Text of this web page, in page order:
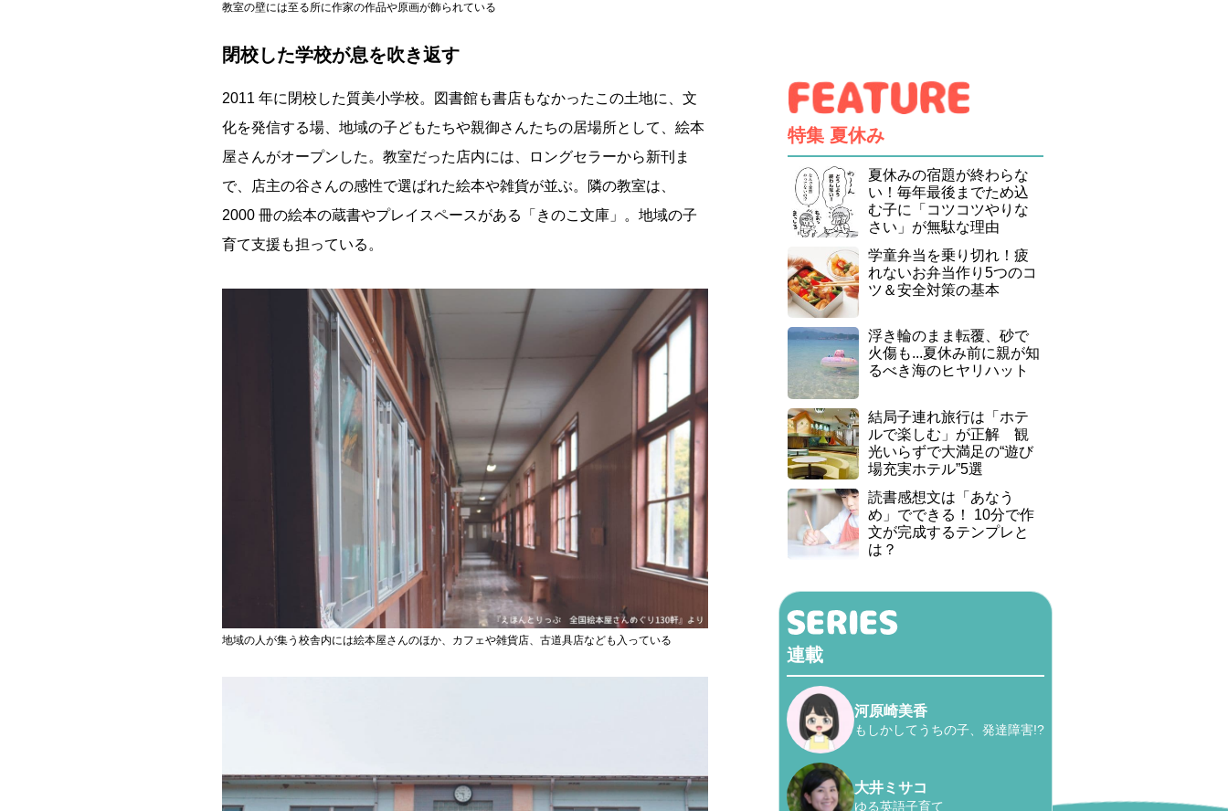
教室の壁には至る所に作家の作品や原画が飾られている
閉校した学校が息を吹き返す
2011 年に閉校した質美小学校。図書館も書店もなかったこの土地に、文
化を発信する場、地域の子どもたちや親御さんたちの居場所として、絵本
屋さんがオープンした。教室だった店内には、ロングセラーから新刊ま
で、店主の谷さんの感性で選ばれた絵本や雑貨が並ぶ。隣の教室は、
2000 冊の絵本の蔵書やプレイスペースがある「きのこ文庫」。地域の子
育て支援も担っている。
地域の人が集う校舎内には絵本屋さんのほか、カフェや雑貨店、古道具店なども入っている
特集 夏休み
夏休みの宿題が終わらな
い！毎年最後までため込
む子に「コツコツやりな
さい」が無駄な理由
学童弁当を乗り切れ！疲
れないお弁当作り5つのコ
ツ＆安全対策の基本
浮き輪のまま転覆、砂で
火傷も...夏休み前に親が知
るべき海のヒヤリハット
結局子連れ旅行は「ホテ
ルで楽しむ」が正解 観
光いらずで大満足の“遊び
場充実ホテル”5選
読書感想文は「あなう
め」でできる！ 10分で作
文が完成するテンプレと
は？
連載
河原崎美香
もしかしてうちの子、発達障害!?
大井ミサコ
ゆる英語子育て